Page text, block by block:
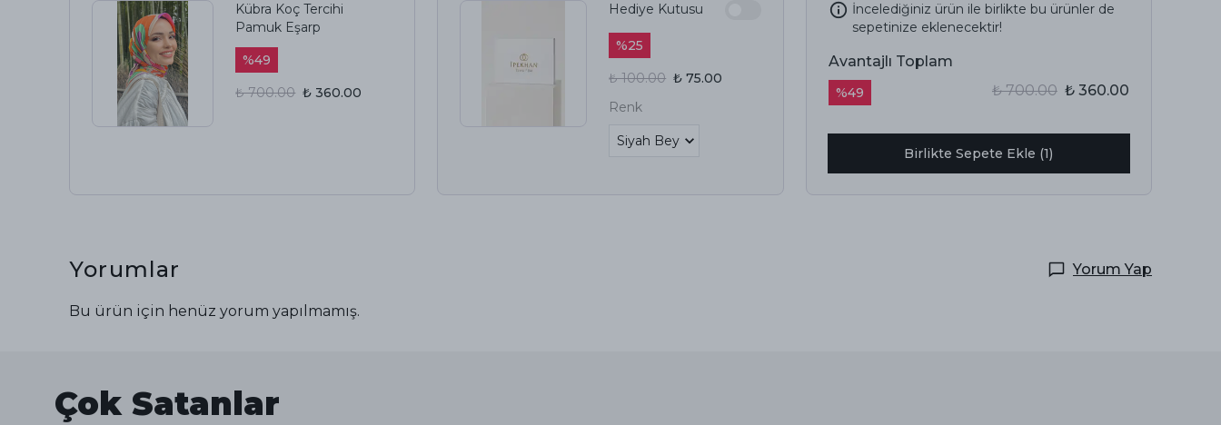
Kübra Koç Tercihi
Pamuk Eşarp
%49
₺ 700.00 ₺ 360.00
Hediye Kutusu
%25
₺ 100.00 ₺ 75.00
Renk
İncelediğiniz ürün ile birlikte bu ürünler de
sepetinize eklenecektir!
Avantajlı Toplam
%49 ₺ 700.00 ₺ 360.00
Birlikte Sepete Ekle (1)
Yorumlar Yorum Yap
Bu ürün için henüz yorum yapılmamış.
Çok Satanlar